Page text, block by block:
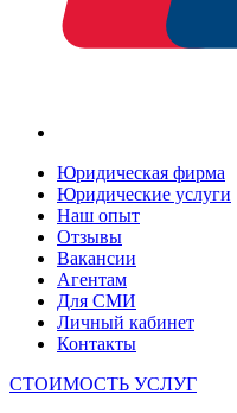
Юридическая фирма
Юридические услуги
Наш опыт
Отзывы
Вакансии
Агентам
Для СМИ
Личный кабинет
Контакты
СТОИМОСТЬ УСЛУГ